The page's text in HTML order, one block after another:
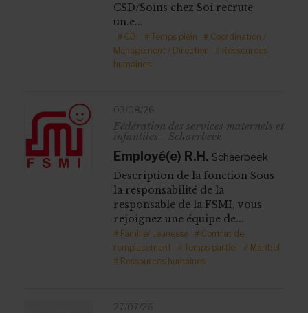
CSD/Soins chez Soi recrute
un.e...
# CDI # Temps plein
# Coordination /
Management / Direction
# Ressources
humaines
03/08/26
Fédération des services maternels et
infantiles - Schaerbeek
Employé(e) R.H. Schaerbeek
Description de la fonction Sous
la responsabilité de la
responsable de la FSMI, vous
rejoignez une équipe de...
# Famille/ Jeunesse # Contrat de
remplacement # Temps partiel
# Maribel
# Ressources humaines
27/07/26